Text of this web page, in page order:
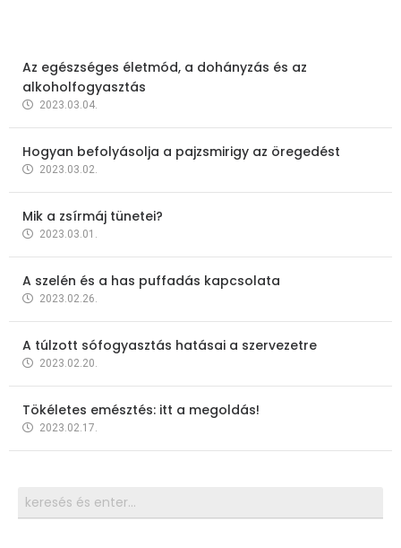
Az egészséges életmód, a dohányzás és az
alkoholfogyasztás
2023.03.04.
Hogyan befolyásolja a pajzsmirigy az öregedést
2023.03.02.
Mik a zsírmáj tünetei?
2023.03.01.
A szelén és a has puffadás kapcsolata
2023.02.26.
A túlzott sófogyasztás hatásai a szervezetre
2023.02.20.
Tökéletes emésztés: itt a megoldás!
2023.02.17.